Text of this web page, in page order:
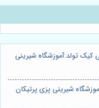
تولد:آموزشگاه شیرینی
شیرینی پزی پرتیکان